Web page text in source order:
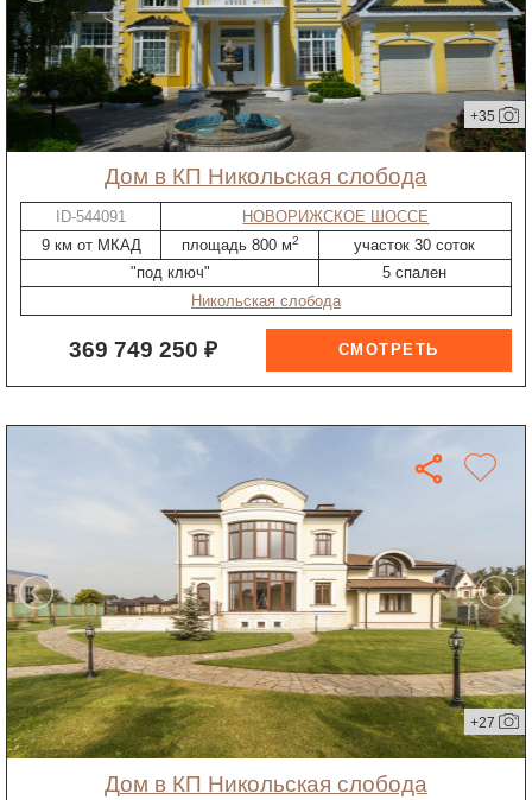
+35
дом в КП Никольская слобода
ID-544091
НОВОРИЖСКОЕ ШОССЕ
9 км от МКАД
площадь 800 м2
участок 30 соток
"под ключ"
5 спален
Никольская слобода
369 749 250 ₽
+27
дом в КП Никольская слобода